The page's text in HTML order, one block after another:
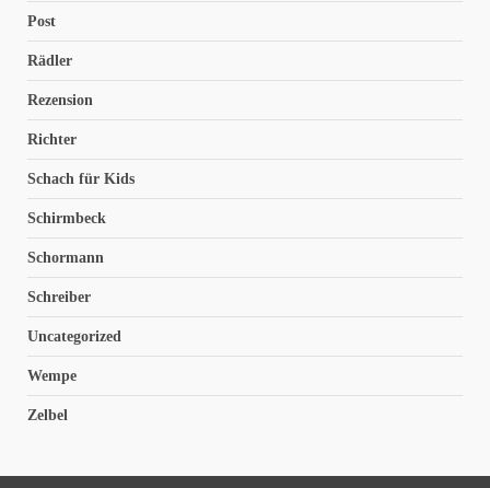
Post
Rädler
Rezension
Richter
Schach für Kids
Schirmbeck
Schormann
Schreiber
Uncategorized
Wempe
Zelbel